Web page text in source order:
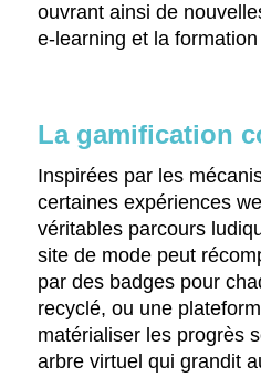
ouvrant ainsi de
e-learning et la
La gamification
Inspirées par les
certaines expériences
véritables parcours
site de mode peut
par des badges pour
recyclé, ou une
matérialiser les progrès
arbre virtuel qui grandit